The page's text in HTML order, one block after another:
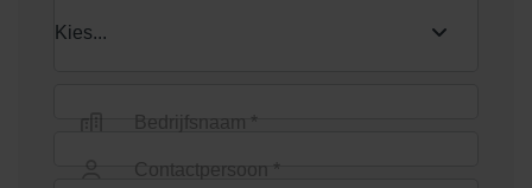
Bedrijfsnaam *
Contactpersoon *